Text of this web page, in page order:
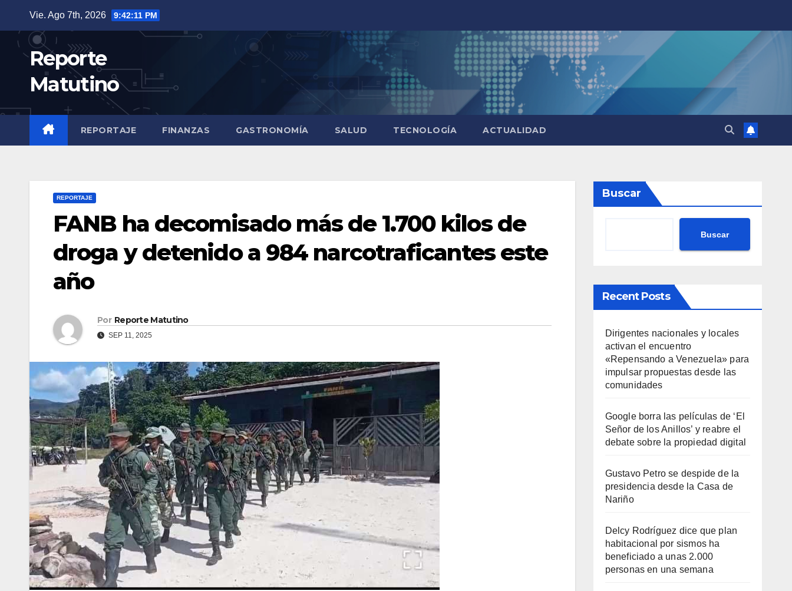
contenido
Vie. Ago 7th, 2026 9:42:12 PM
Reporte
Matutino
REPORTAJE FINANZAS GASTRONOMÍA SALUD TECNOLOGÍA ACTUALIDAD
REPORTAJE
FANB ha decomisado más de 1.700 kilos de
droga y detenido a 984 narcotraficantes este
año
Por Reporte Matutino
SEP 11, 2025
Buscar
Buscar
Recent Posts
Dirigentes nacionales y locales
activan el encuentro
«Repensando a Venezuela» para
impulsar propuestas desde las
comunidades
Google borra las películas de ‘El
Señor de los Anillos’ y reabre el
debate sobre la propiedad digital
Gustavo Petro se despide de la
presidencia desde la Casa de
Nariño
Delcy Rodríguez dice que plan
habitacional por sismos ha
beneficiado a unas 2.000
personas en una semana